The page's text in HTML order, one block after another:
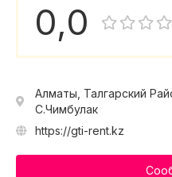
0,0
Алматы, Талгарский
С.Чимбулак
https://gti-rent.kz